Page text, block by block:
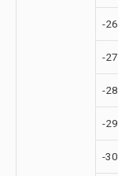
-26
-27
-28
-29
-30